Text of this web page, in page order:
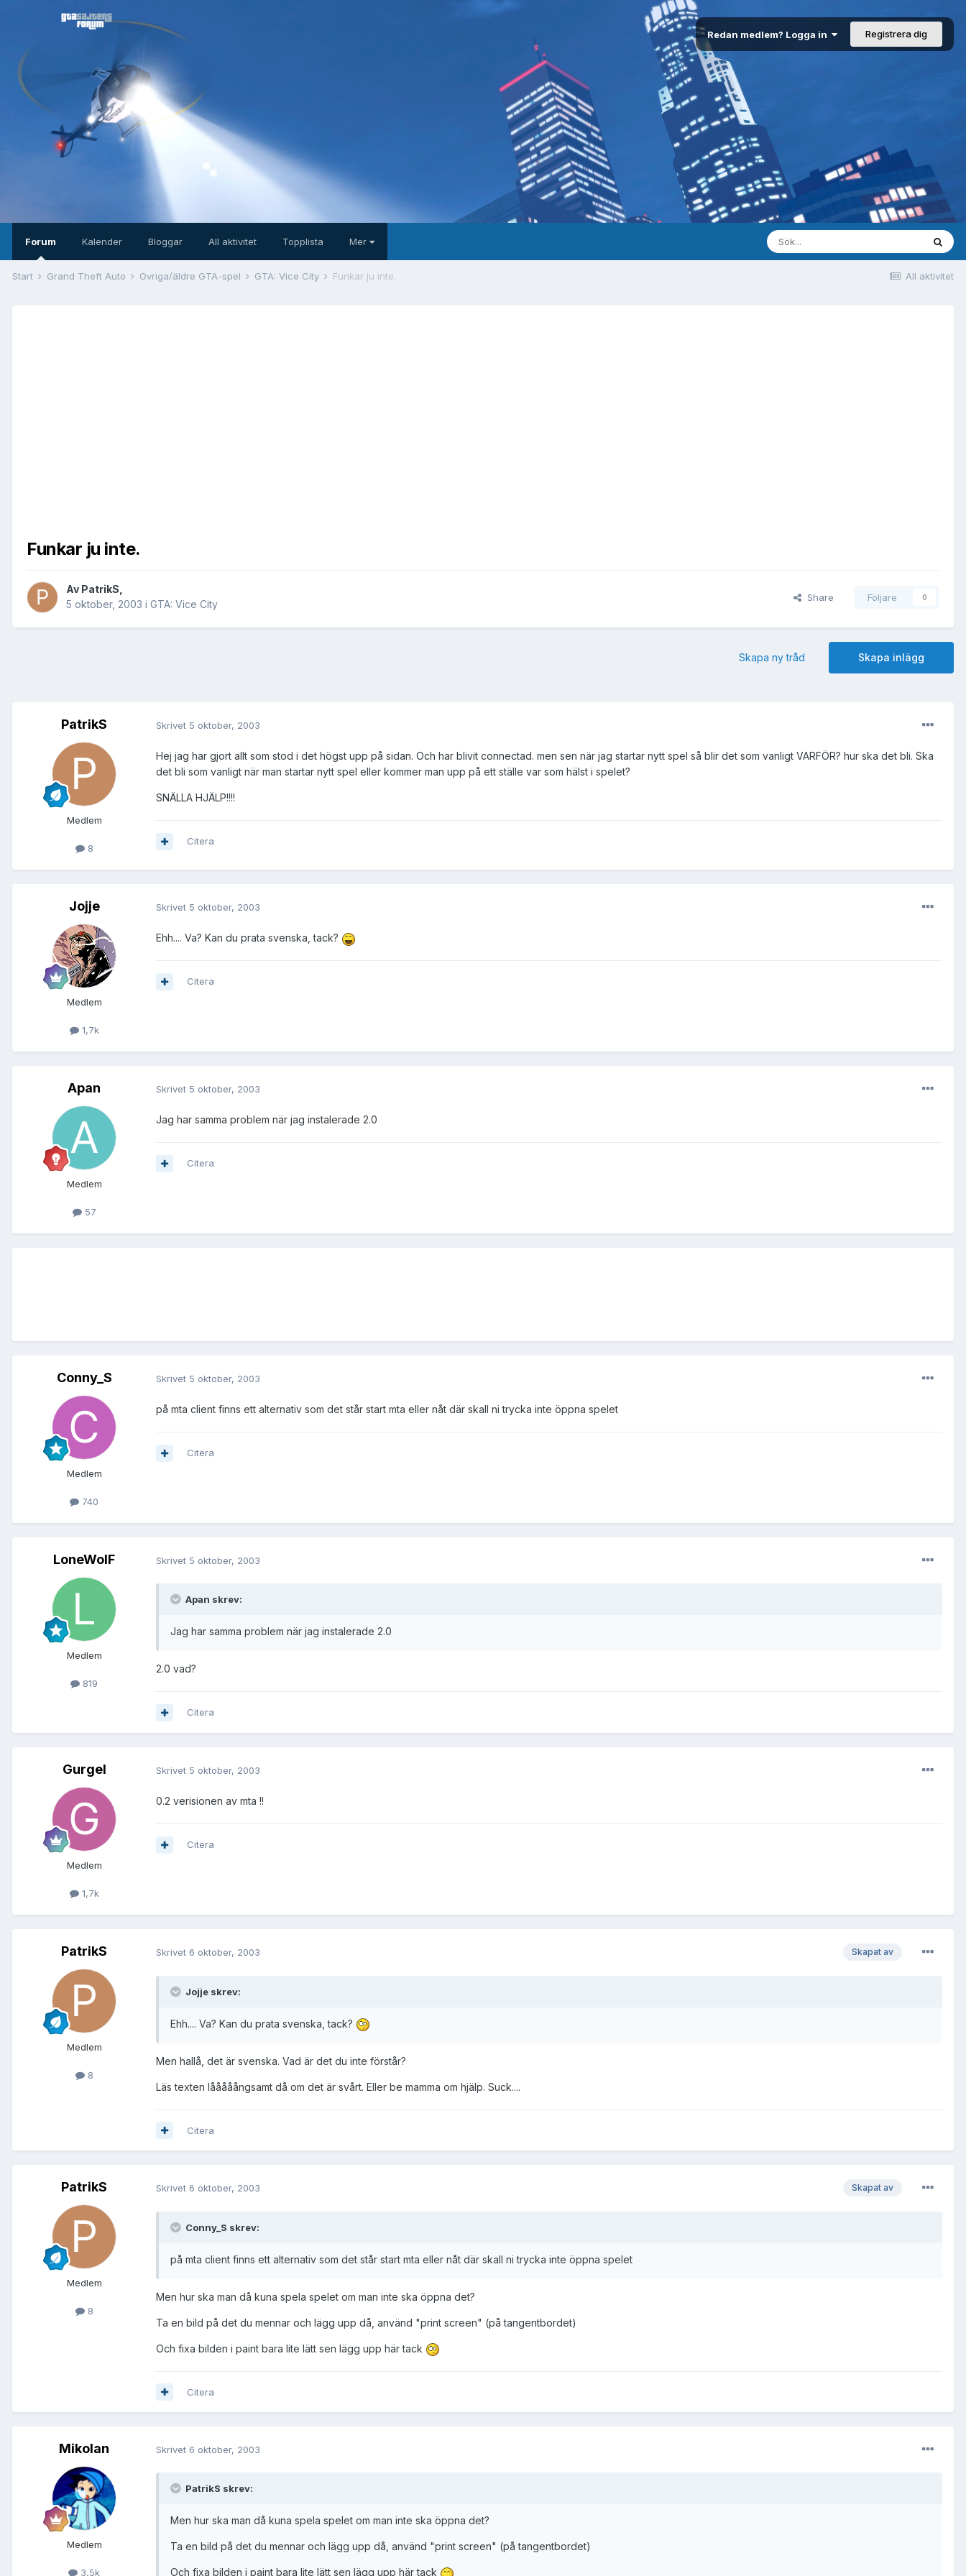
Redan medlem? Logga in Registrera dig
Forum Kalender Bloggar All aktivitet Topplista Mer
All aktivitet
Start Grand Theft Auto Övriga/äldre GTA-spel GTA: Vice City Funkar ju inte.
Funkar ju inte.
Av PatrikS
5 oktober, 2003 i GTA: Vice City
Share Följare 0
Skapa inlägg
Skapa ny tråd
PatrikS
Medlem
8
Skrivet 5 oktober, 2003
Hej jag har gjort allt som stod i det högst upp på sidan. Och har blivit connectad. men sen när jag startar nytt spel så blir det som vanligt VARFÖR? hur ska det bli. Ska
det bli som vanligt när man startar nytt spel eller kommer man upp på ett ställe var som hälst i spelet?
SNÄLLA HJÄLP!!!!
Citera
Jojje
Medlem
1,7k
Skrivet 5 oktober, 2003
Ehh.... Va? Kan du prata svenska, tack?
Citera
Apan
Medlem
57
Skrivet 5 oktober, 2003
Jag har samma problem när jag instalerade 2.0
Citera
Conny_S
Medlem
740
Skrivet 5 oktober, 2003
på mta client finns ett alternativ som det står start mta eller nåt där skall ni trycka inte öppna spelet
Citera
LoneWolF
Medlem
819
Skrivet 5 oktober, 2003
Apan skrev:
Jag har samma problem när jag instalerade 2.0
2.0 vad?
Citera
Gurgel
Medlem
1,7k
Skrivet 5 oktober, 2003
0.2 verisionen av mta !!
Citera
PatrikS
Medlem
8
Skapat av
Skrivet 6 oktober, 2003
Jojje skrev:
Ehh.... Va? Kan du prata svenska, tack?
Men hallå, det är svenska. Vad är det du inte förstår?
Läs texten lååååångsamt då om det är svårt. Eller be mamma om hjälp. Suck....
Citera
PatrikS
Medlem
8
Skapat av
Skrivet 6 oktober, 2003
Conny_S skrev:
på mta client finns ett alternativ som det står start mta eller nåt där skall ni trycka inte öppna spelet
Men hur ska man då kuna spela spelet om man inte ska öppna det?
Ta en bild på det du mennar och lägg upp då, använd "print screen" (på tangentbordet)
Och fixa bilden i paint bara lite lätt sen lägg upp här tack
Citera
Mikolan
Medlem
3,5k
Skrivet 6 oktober, 2003
PatrikS skrev:
Men hur ska man då kuna spela spelet om man inte ska öppna det?
Ta en bild på det du mennar och lägg upp då, använd "print screen" (på tangentbordet)
Och fixa bilden i paint bara lite lätt sen lägg upp här tack